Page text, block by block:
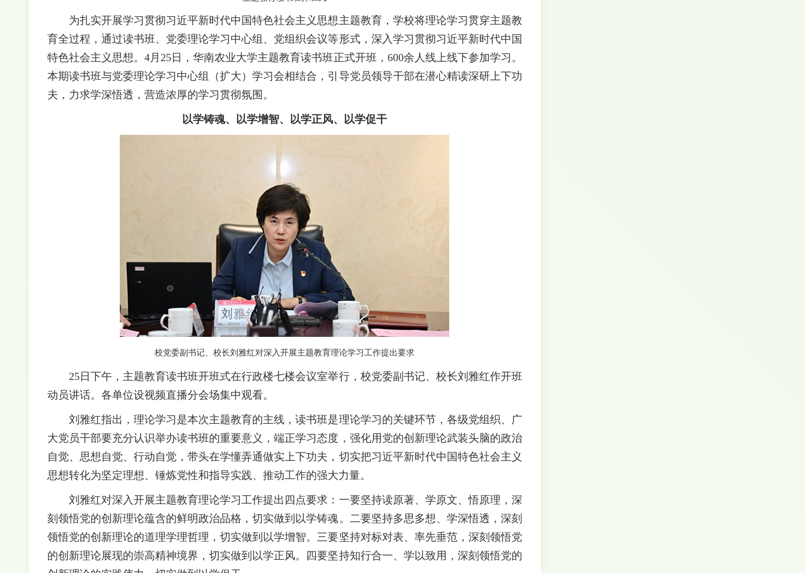
为扎实开展学习贯彻习近平新时代中国特色社会主义思想主题教育，学校将理论学习贯穿主题教
育全过程，通过读书班、党委理论学习中心组、党组织会议等形式，深入学习贯彻习近平新时代中国
特色社会主义思想。4月25日，华南农业大学主题教育读书班正式开班，600余人线上线下参加学习。
本期读书班与党委理论学习中心组（扩大）学习会相结合，引导党员领导干部在潜心精读深研上下功
夫，力求学深悟透，营造浓厚的学习贯彻氛围。
以学铸魂、以学增智、以学正风、以学促干
校党委副书记、校长刘雅红对深入开展主题教育理论学习工作提出要求
25日下午，主题教育读书班开班式在行政楼七楼会议室举行，校党委副书记、校长刘雅红作开班
动员讲话。各单位设视频直播分会场集中观看。
刘雅红指出，理论学习是本次主题教育的主线，读书班是理论学习的关键环节，各级党组织、广
大党员干部要充分认识举办读书班的重要意义，端正学习态度，强化用党的创新理论武装头脑的政治
自觉、思想自觉、行动自觉，带头在学懂弄通做实上下功夫，切实把习近平新时代中国特色社会主义
思想转化为坚定理想、锤炼党性和指导实践、推动工作的强大力量。
刘雅红对深入开展主题教育理论学习工作提出四点要求：一要坚持读原著、学原文、悟原理，深
刻领悟党的创新理论蕴含的鲜明政治品格，切实做到以学铸魂。二要坚持多思多想、学深悟透，深刻
领悟党的创新理论的道理学理哲理，切实做到以学增智。三要坚持对标对表、率先垂范，深刻领悟党
的创新理论展现的崇高精神境界，切实做到以学正风。四要坚持知行合一、学以致用，深刻领悟党的